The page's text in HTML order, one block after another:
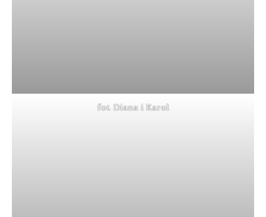
fot. Diana i Karol